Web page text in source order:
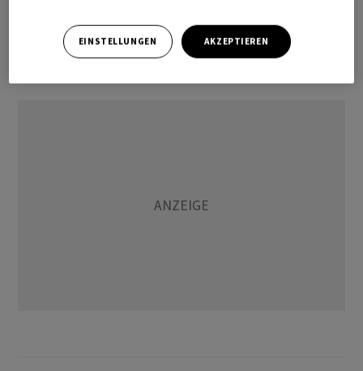
und -Servern Tech-Riesen wie ‌AMD,Nvidiaund
EINSTELLUNGEN AKZEPTIEREN